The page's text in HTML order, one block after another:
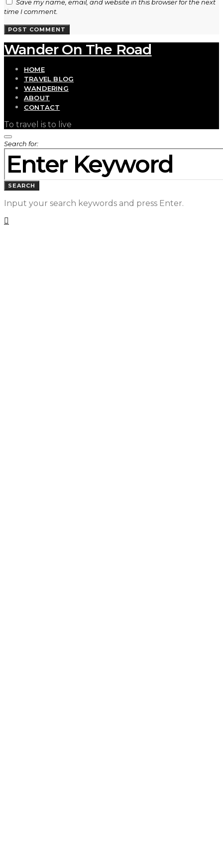
Save my name, email, and website in this browser for the next
time I comment.
Wander On The Road
HOME
TRAVEL BLOG
WANDERING
ABOUT
CONTACT
To travel is to live
Search for:
SEARCH
Input your search keywords and press Enter.